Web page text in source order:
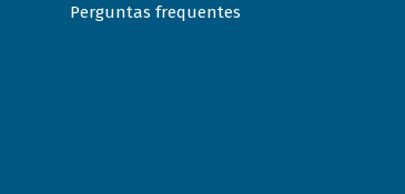
Perguntas frequentes